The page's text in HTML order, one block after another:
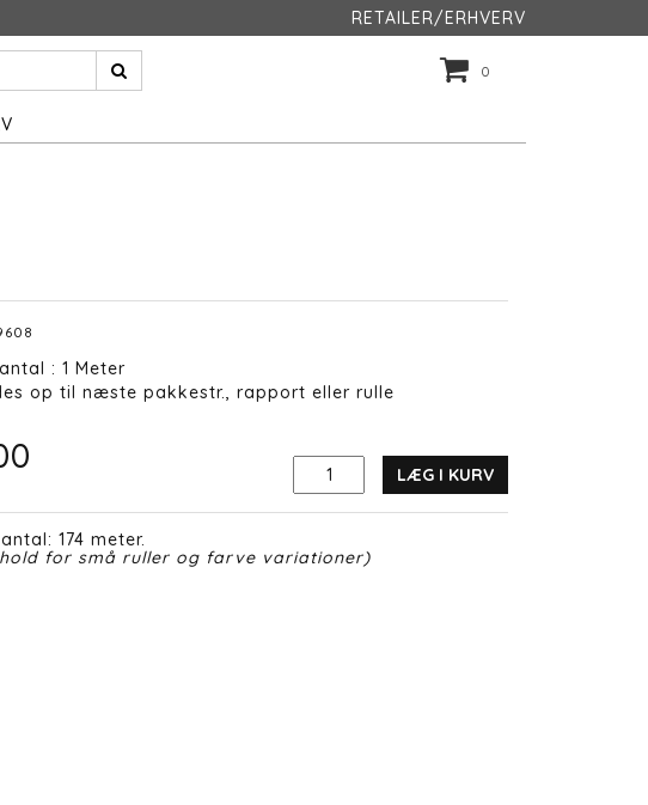
RETAILER/ERHVERV
0
: 1 Meter
op til næste pakkestr., rapport eller rulle
LÆG I KURV
174 meter.
for små ruller og farve variationer)